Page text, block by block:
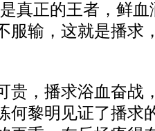
真正的王者，鲜
服输，这就是播求
，播求浴血奋战
何黎明见证了播求
欣潼体验爱情哲学 南